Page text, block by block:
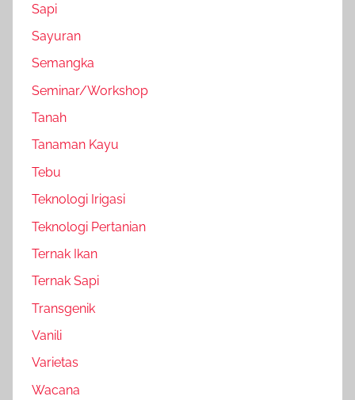
Sapi
Sayuran
Semangka
Seminar/Workshop
Tanah
Tanaman Kayu
Tebu
Teknologi Irigasi
Teknologi Pertanian
Ternak Ikan
Ternak Sapi
Transgenik
Vanili
Varietas
Wacana